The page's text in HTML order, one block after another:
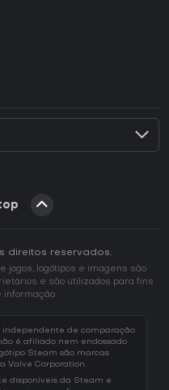
direitos reservados.
jogos, logótipos e imagens são
e são utilizados para fins
informação.
independente de comparação
é afiliado nem endossado
Steam são marcas
Valve Corporation.
disponíveis da Steam e